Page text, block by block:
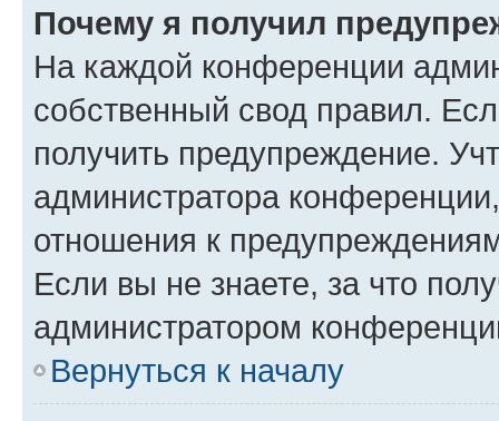
Почему я получил
На каждой конференции
собственный свод правил.
получить предупреждение.
администратора
отношения к
Если вы не знаете, за что
администратором
Вернуться к началу